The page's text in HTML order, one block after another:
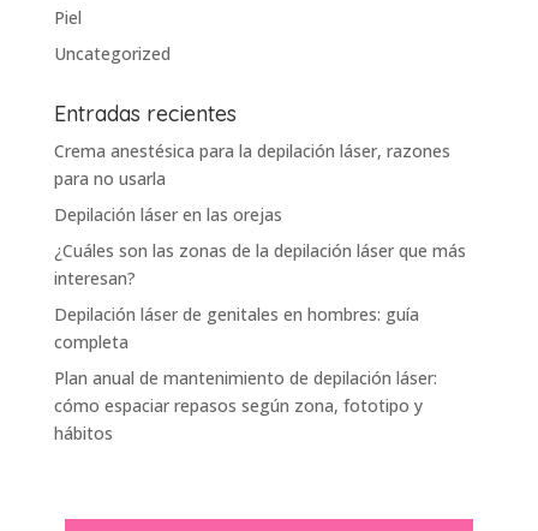
Piel
Uncategorized
Entradas recientes
Crema anestésica para la depilación láser, razones
para no usarla
Depilación láser en las orejas
¿Cuáles son las zonas de la depilación láser que más
interesan?
Depilación láser de genitales en hombres: guía
completa
Plan anual de mantenimiento de depilación láser:
cómo espaciar repasos según zona, fototipo y
hábitos